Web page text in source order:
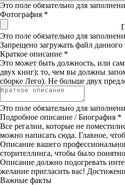
Это поле обязательно для
Фотография *
Это поле обязательно для
Запрещено загружать файл данного
Краткое описание *
Это может быть должность, или
двух книг); то, чем вы должны
сборке Лего). Не больше двух
Это поле обязательно для
Подробное описание / Биография *
Все регалии, которые не
можно написать сюда. Главное,
Описание вашего
сторителлинга, чтобы было
Описание должно подогревать
желание пригласить вас!
Важные факты